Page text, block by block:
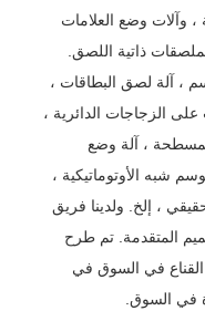
، وآلات وضع العلامات
ذاتية اللصق.
، آلة لصق البطاقات ،
الزجاجات الدائرية ،
، آلة وضع
شبه الأوتوماتيكية ،
، إلخ. ولدينا فريق
المتقدمة. تم طرح
القناع في السوق في